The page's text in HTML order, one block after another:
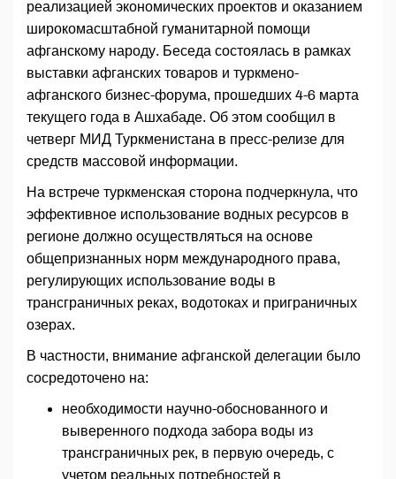
реализацией экономических проектов и оказанием
широкомасштабной гуманитарной помощи
афганскому народу. Беседа состоялась в рамках
выставки афганских товаров и туркмено-
афганского бизнес-форума, прошедших 4-6 марта
текущего года в Ашхабаде. Об этом сообщил в
четверг МИД Туркменистана в пресс-релизе для
средств массовой информации.
На встрече туркменская сторона подчеркнула, что
эффективное использование водных ресурсов в
регионе должно осуществляться на основе
общепризнанных норм международного права,
регулирующих использование воды в
трансграничных реках, водотоках и приграничных
озерах.
В частности, внимание афганской делегации было
сосредоточено на:
необходимости научно-обоснованного и
выверенного подхода забора воды из
трансграничных рек, в первую очередь, с
учетом реальных потребностей в